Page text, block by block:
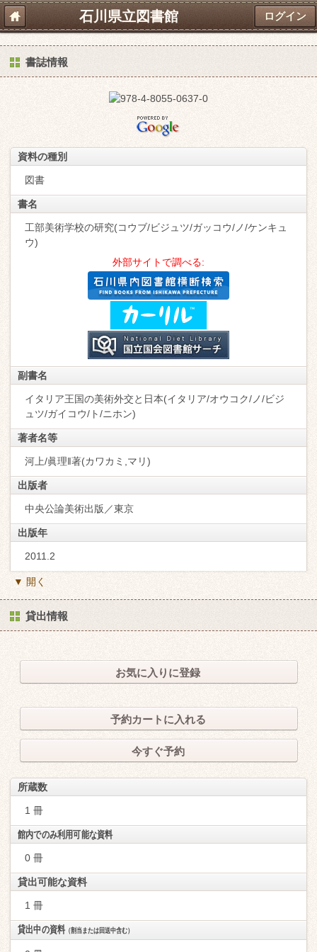
石川県立図書館 ログイン
書誌情報
資料の種別
図書
書名
工部美術学校の研究(コウブ/ビジュツ/ガッコウ/ノ/ケンキュ
ウ)
外部サイトで調べる:
副書名
イタリア王国の美術外交と日本(イタリア/オウコク/ノ/ビジ
ュツ/ガイコウ/ト/ニホン)
著者名等
河上/眞理‖著(カワカミ,マリ)
出版者
中央公論美術出版／東京
出版年
2011.2
▼ 開く
貸出情報
お気に入りに登録
予約カートに入れる
今すぐ予約
所蔵数
1 冊
館内でのみ利用可能な資料
0 冊
貸出可能な資料
1 冊
貸出中の資料（割当または回送中含む）